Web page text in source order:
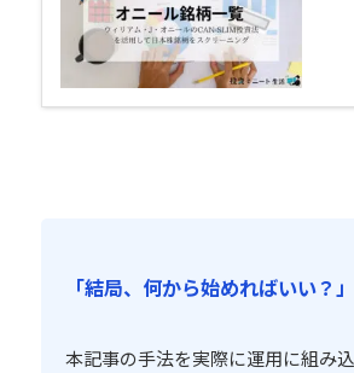
「結局、何から始めればいい？
本記事の手法を実際に運用に組み